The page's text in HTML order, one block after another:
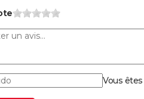
Vous